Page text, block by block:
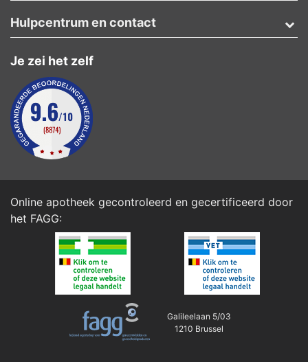
Je zei het zelf
Hulpcentrum en contact
Online apotheek gecontroleerd en gecertificeerd door
het FAGG:
Galileelaan 5/03
1210 Brussel